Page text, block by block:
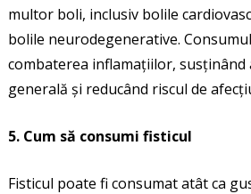
multor boli, inclusiv bolile
bolile neurodegenerative.
combaterea inflamațiilor, susținând
generală și reducând riscul de
5. Cum să consumi fisticul
Fisticul poate fi consumat atât ca